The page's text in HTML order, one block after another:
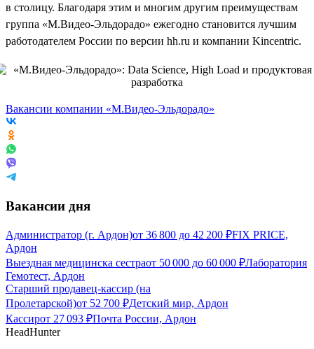
в столицу. Благодаря этим и многим другим преимуществам
группа «М.Видео-Эльдорадо» ежегодно становится лучшим
работодателем России по версии hh.ru и компании Kincentric.
Вакансии компании «М.Видео-Эльдорадо»
Вакансии дня
Администратор (г. Ардон)от 36 800 до 42 200 ₽FIX PRICE,
Ардон
Выездная медицинска сестраот 50 000 до 60 000 ₽Лаборатория
Гемотест, Ардон
Старший продавец-кассир (на
Пролетарской)от 52 700 ₽Детский мир, Ардон
Кассирот 27 093 ₽Почта России, Ардон
HeadHunter